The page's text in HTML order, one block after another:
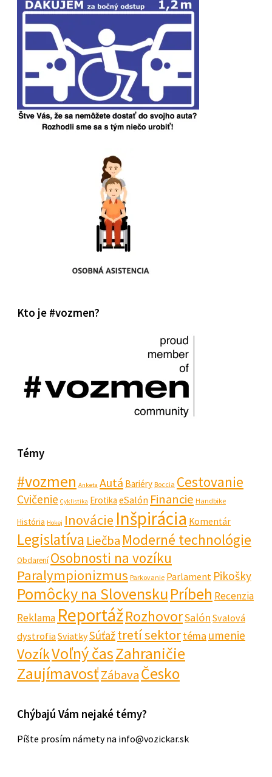
Kto je #vozmen?
Témy
#vozmen Anketa Autá Bariéry Boccia Cestovanie
Cvičenie Cyklistika Erotika eSalón Financie Handbike
História Hokej Inovácie Inšpirácia Komentár
Legislatíva Liečba Moderné technológie
Obdarení Osobnosti na vozíku
Paralympionizmus Parkovanie Parlament Pikošky
Pomôcky na SlovenskuPríbeh Recenzia
Reklama ReportážRozhovorSalón Svalová
dystrofiaSviatkySúťažtretí sektortéma umenie
VozíkVoľný časZahraničie
ZaujímavosťZábavaČesko
Chýbajú Vám nejaké témy?
Píšte prosím námety na info@vozickar.sk